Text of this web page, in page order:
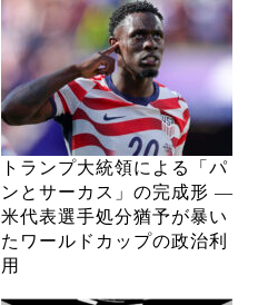
トランプ大統領による「パ
ンとサーカス」の完成形 ―
米代表選手処分猶予が暴い
たワールドカップの政治利
用